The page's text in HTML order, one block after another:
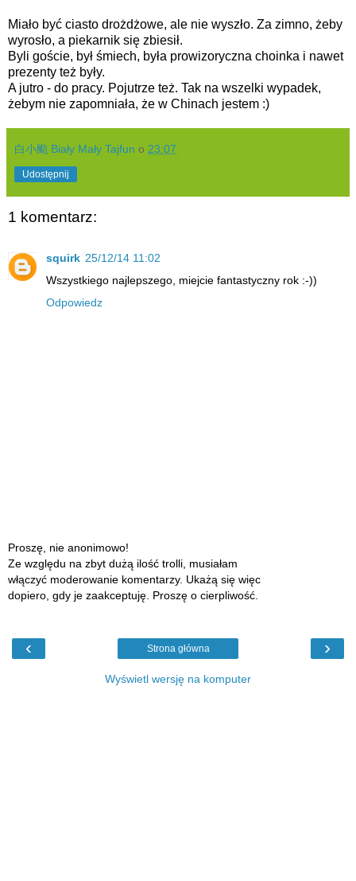
Miało być ciasto drożdżowe, ale nie wyszło. Za zimno, żeby
wyrosło, a piekarnik się zbiesił.
Byli goście, był śmiech, była prowizoryczna choinka i nawet
prezenty też były.
A jutro - do pracy. Pojutrze też. Tak na wszelki wypadek,
żebym nie zapomniała, że w Chinach jestem :)
白小颱 Biały Mały Tajfun o 23:07
Udostępnij
1 komentarz:
squirk 25/12/14 11:02
Wszystkiego najlepszego, miejcie fantastyczny rok :-))
Odpowiedz
Proszę, nie anonimowo!
Ze względu na zbyt dużą ilość trolli, musiałam
włączyć moderowanie komentarzy. Ukażą się więc
dopiero, gdy je zaakceptuję. Proszę o cierpliwość.
‹ ›
Strona główna
Wyświetl wersję na komputer